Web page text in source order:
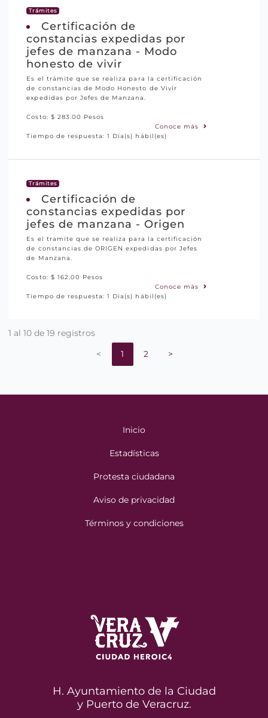
Trámites
Certificación de
constancias expedidas por
jefes de manzana - Modo
honesto de vivir
Es el trámite que se realiza para la certificación
de constancias de Modo Honesto de Vivir
expedidas por Jefes de Manzana.
Costo: $ 283.00 Pesos
Conoce más
Tiempo de respuesta: 1 Día(s) hábil(es)
Trámites
Certificación de
constancias expedidas por
jefes de manzana - Origen
Es el tramite que se realiza para la certificación
de constancias de ORIGEN expedidas por Jefes
de Manzana.
Costo: $ 162.00 Pesos
Conoce más
Tiempo de respuesta: 1 Día(s) hábil(es)
1 al 10 de 19 registros
<
1 2 >
Inicio
Estadísticas
Protesta ciudadana
Aviso de privacidad
Términos y condiciones
H. Ayuntamiento de la Ciudad
y Puerto de Veracruz.